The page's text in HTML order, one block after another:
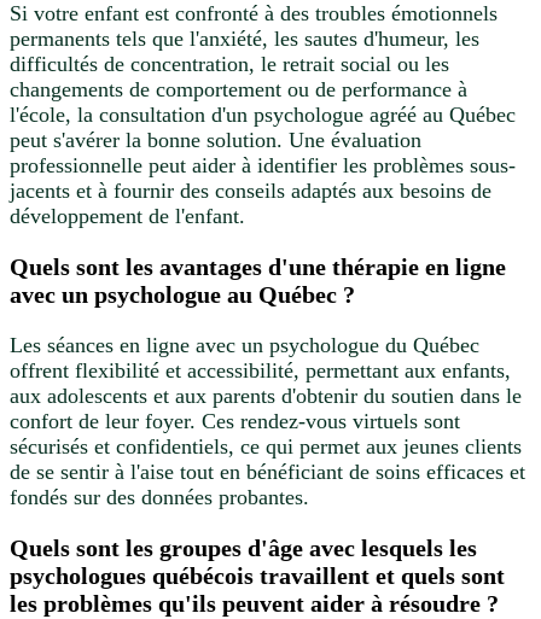
Si votre enfant est confronté à des troubles émotionnels
permanents tels que l'anxiété, les sautes d'humeur, les
difficultés de concentration, le retrait social ou les
changements de comportement ou de performance à
l'école, la consultation d'un psychologue agréé au Québec
peut s'avérer la bonne solution. Une évaluation
professionnelle peut aider à identifier les problèmes sous-
jacents et à fournir des conseils adaptés aux besoins de
développement de l'enfant.
Quels sont les avantages d'une thérapie en ligne
avec un psychologue au Québec ?
Les séances en ligne avec un psychologue du Québec
offrent flexibilité et accessibilité, permettant aux enfants,
aux adolescents et aux parents d'obtenir du soutien dans le
confort de leur foyer. Ces rendez-vous virtuels sont
sécurisés et confidentiels, ce qui permet aux jeunes clients
de se sentir à l'aise tout en bénéficiant de soins efficaces et
fondés sur des données probantes.
Quels sont les groupes d'âge avec lesquels les
psychologues québécois travaillent et quels sont
les problèmes qu'ils peuvent aider à résoudre ?